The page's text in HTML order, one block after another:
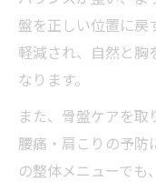
盤を正しい位置に戻
軽減され、自然と胸
なります。
また、骨盤ケアを
腰痛・肩こりの予防
の整体メニューでも